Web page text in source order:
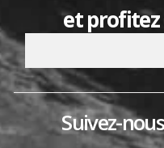
et profitez
Suivez-